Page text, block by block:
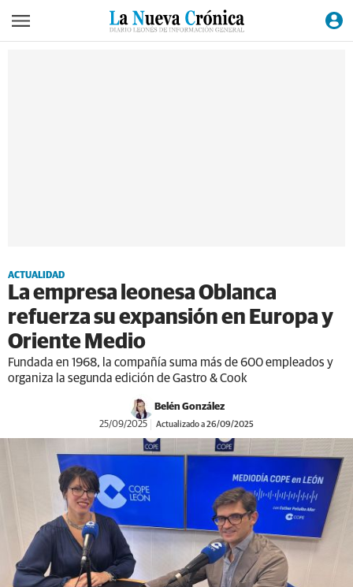
ACTUALIDAD
La empresa leonesa Oblanca
refuerza su expansión en Europa y
Oriente Medio
Fundada en 1968, la compañía suma más de 600 empleados y
organiza la segunda edición de Gastro & Cook
Belén González
25/09/2025 Actualizado a 26/09/2025